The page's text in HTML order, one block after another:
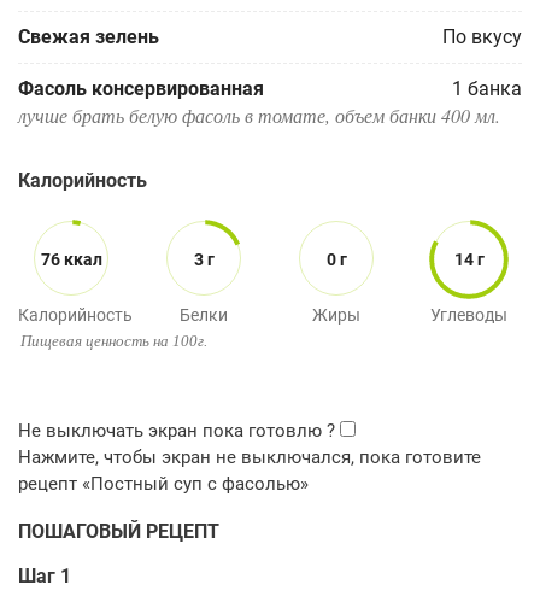
Свежая зелень По вкусу
Фасоль консервированная 1 банка
лучше брать белую фасоль в томате, объем банки 400 мл.
Калорийность
76 ккал
Калорийность
3 г
Белки
0 г
Жиры
14 г
Углеводы
Пищевая ценность на 100г.
ПОШАГОВЫЙ РЕЦЕПТ
Шаг 1